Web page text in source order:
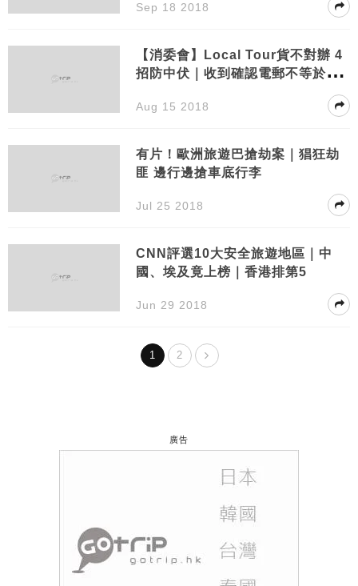
Sep 18 2018
【消委會】Local Tour貨不對辦 4
招防中伏｜收到確認電郵不等於預
Aug 15 2018
有片！歐洲旅遊巴搶劫案｜猖狂劫
匪 邊行邊搶車底行李
Jul 25 2018
CNN評選10大安全旅遊地區｜中
國、埃及竟上榜｜香港排第5
Jun 29 2018
1 2
廣告